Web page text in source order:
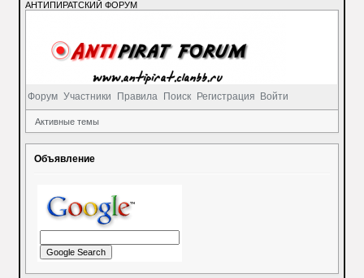
АНТИПИРАТСКИЙ ФОРУМ
Форум Участники Правила Поиск Регистрация Войти
Активные темы
Объявление